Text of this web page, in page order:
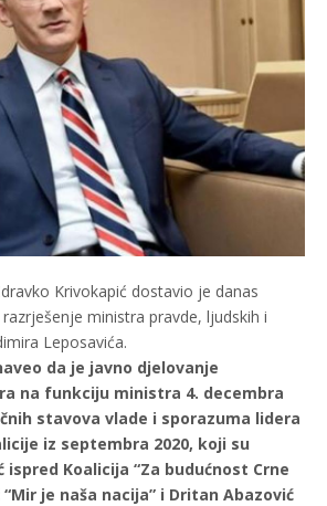
Krivokapić dostavio je danas
ministra pravde, ljudskih i
Leposavića.
da je javno djelovanje
na funkciju ministra 4. decembra
stavova vlade i sporazuma lidera
iz septembra 2020, koji su
Koalicija “Za budućnost Crne
“Mir je naša nacija” i Dritan Abazović